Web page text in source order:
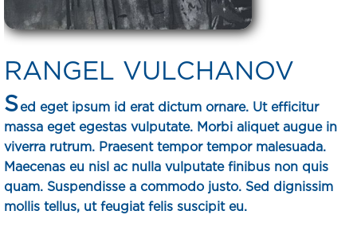
RANGEL VULCHANOV
Sed eget ipsum id erat dictum ornare. Ut efficitur
massa eget egestas vulputate. Morbi aliquet augue in
viverra rutrum. Praesent tempor tempor malesuada.
Maecenas eu nisl ac nulla vulputate finibus non quis
quam. Suspendisse a commodo justo. Sed dignissim
mollis tellus, ut feugiat felis suscipit eu.